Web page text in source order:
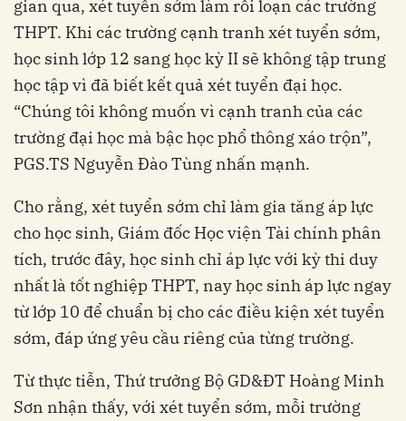
gian qua, xét tuyển sớm làm rối loạn các trường
THPT. Khi các trường cạnh tranh xét tuyển sớm,
học sinh lớp 12 sang học kỳ II sẽ không tập trung
học tập vì đã biết kết quả xét tuyển đại học.
“Chúng tôi không muốn vì cạnh tranh của các
trường đại học mà bậc học phổ thông xáo trộn”,
PGS.TS Nguyễn Đào Tùng nhấn mạnh.
Cho rằng, xét tuyển sớm chỉ làm gia tăng áp lực
cho học sinh, Giám đốc Học viện Tài chính phân
tích, trước đây, học sinh chỉ áp lực với kỳ thi duy
nhất là tốt nghiệp THPT, nay học sinh áp lực ngay
từ lớp 10 để chuẩn bị cho các điều kiện xét tuyển
sớm, đáp ứng yêu cầu riêng của từng trường.
Từ thực tiễn, Thứ trưởng Bộ GD&ĐT Hoàng Minh
Sơn nhận thấy, với xét tuyển sớm, mỗi trường